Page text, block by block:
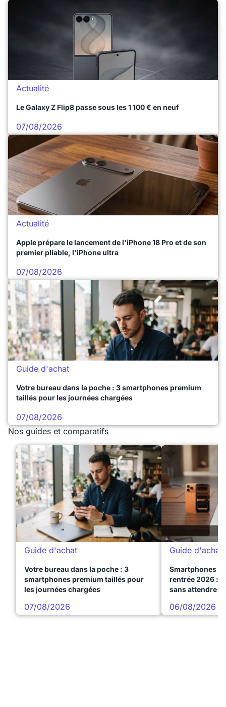
Actualité
Le Galaxy Z Flip8 passe sous les 1 100 € en neuf
07/08/2026
Actualité
Apple prépare le lancement de l'iPhone 18 Pro et de son
premier pliable, l'iPhone ultra
07/08/2026
Guide d'achat
Votre bureau dans la poche : 3 smartphones premium
taillés pour les journées chargées
07/08/2026
Nos guides et comparatifs
Guide d'achat
Votre bureau dans la poche : 3
smartphones premium taillés pour
les journées chargées
07/08/2026
Guide d'achat
Smartphones
rentrée 2026 :
sans attendre
06/08/2026